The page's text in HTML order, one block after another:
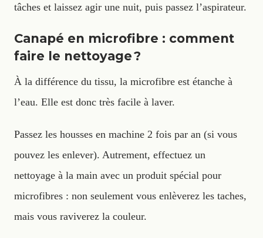
tâches et laissez agir une nuit, puis passez l’aspirateur.
Canapé en microfibre : comment
faire le nettoyage ?
À la différence du tissu, la microfibre est étanche à
l’eau. Elle est donc très facile à laver.
Passez les housses en machine 2 fois par an (si vous
pouvez les enlever). Autrement, effectuez un
nettoyage à la main avec un produit spécial pour
microfibres : non seulement vous enlèverez les taches,
mais vous raviverez la couleur.